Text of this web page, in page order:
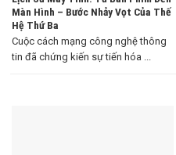
Màn Hình – Bước Nhảy Vọt Của Thế
Hệ Thứ Ba
Cuộc cách mạng công nghệ thông
tin đã chứng kiến sự tiến hóa ...